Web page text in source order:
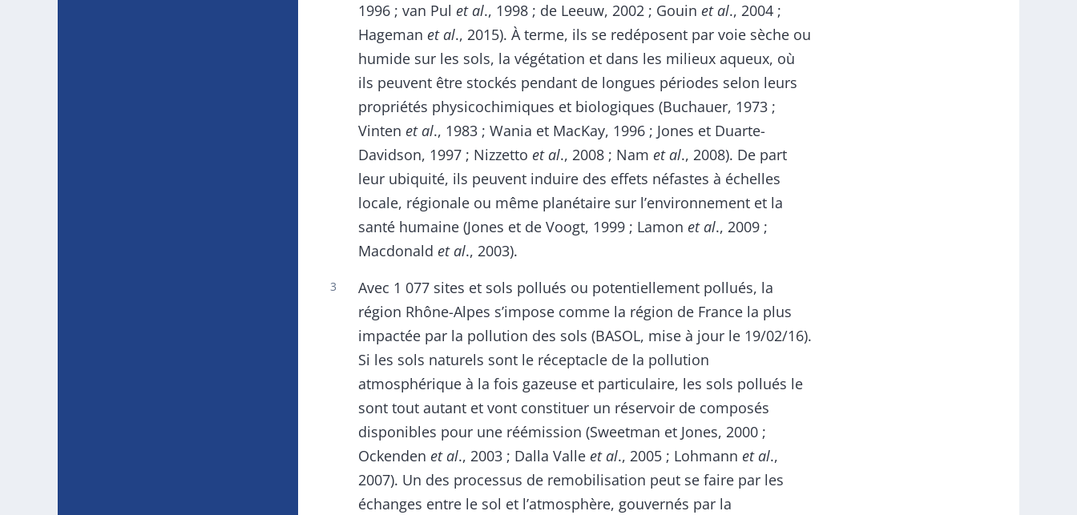
1996 ; van Pul et al., 1998 ; de Leeuw, 2002 ; Gouin et al., 2004 ;
Hageman et al., 2015). À terme, ils se redéposent par voie sèche ou
humide sur les sols, la végétation et dans les milieux aqueux, où
ils peuvent être stockés pendant de longues périodes selon leurs
propriétés physicochimiques et biologiques (Buchauer, 1973 ;
Vinten et al., 1983 ; Wania et MacKay, 1996 ; Jones et Duarte-
Davidson, 1997 ; Nizzetto et al., 2008 ; Nam et al., 2008). De part
leur ubiquité, ils peuvent induire des effets néfastes à échelles
locale, régionale ou même planétaire sur l’environnement et la
santé humaine (Jones et de Voogt, 1999 ; Lamon et al., 2009 ;
Macdonald et al., 2003).
Avec 1 077 sites et sols pollués ou potentiellement pollués, la
région Rhône-Alpes s’impose comme la région de France la plus
impactée par la pollution des sols (BASOL, mise à jour le 19/02/16).
Si les sols naturels sont le réceptacle de la pollution
atmosphérique à la fois gazeuse et particulaire, les sols pollués le
sont tout autant et vont constituer un réservoir de composés
disponibles pour une réémission (Sweetman et Jones, 2000 ;
Ockenden et al., 2003 ; Dalla Valle et al., 2005 ; Lohmann et al.,
2007). Un des processus de remobilisation peut se faire par les
échanges entre le sol et l’atmosphère, gouvernés par la